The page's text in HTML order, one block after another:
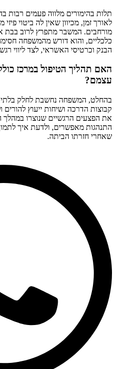
תלות בהימורים מלווה פעמים רבות
לאורך זמן, מכיוון שאין לה ביטוי
מורחבים. המשבר מתפרץ לרוב בבת
כלכליים, והוא דורש מהמשפחה
הבנק וכרטיסי האשראי, לצד ליווי
האם תהליך הטיפול במרכז
עצמם?
בהחלט, המשפחה נחשבת לחלק בלתי
קבוצות הדרכה ושיחות ייעוץ להורים
את הפצעים הרגשיים שנוצרו במהלך
התנהגות מאפשרים, ולדעת איך
שאחרי חזרתו הביתה.